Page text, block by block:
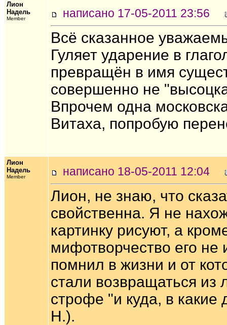
Лион
Надель
Member написано 17-05-2011 23:56
Всё сказанное
Гуляет ударение в
превращён в имя
совершенно не
Впрочем одна
Витаха, попробую
Лион
Надель
Member написано 18-05-2011 12:04
Лион, не знаю, что
свойственна. Я не
картинку рисуют, а
мифотворчество его не
помнил в жизни и от
стали возвращаться из
строфе "и куда, в
Н.).